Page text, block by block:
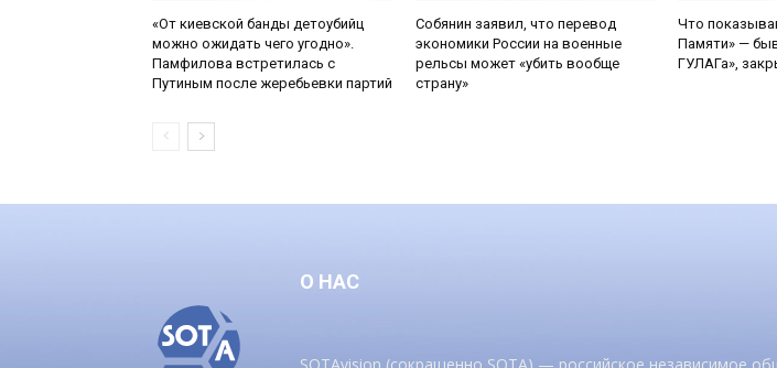
«От киевской банды детоубийц
можно ожидать чего угодно».
Памфилова встретилась с
Путиным после жеребьевки партий
Собянин заявил, что перевод
экономики России на военные
рельсы может «убить вообще
страну»
Что
Памяти» —
ГУЛАГа»,
О НАС